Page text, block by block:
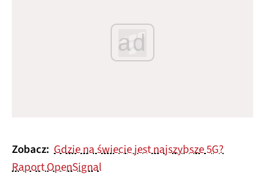
ad
Zobacz: Gdzie na świecie jest najszybsze 5G?
Raport OpenSignal